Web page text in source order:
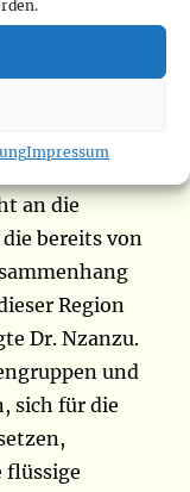
Impressum
diejenigen
an die
bereits von
Region
Dr. Nzanzu.
und
sich für die
flüssige